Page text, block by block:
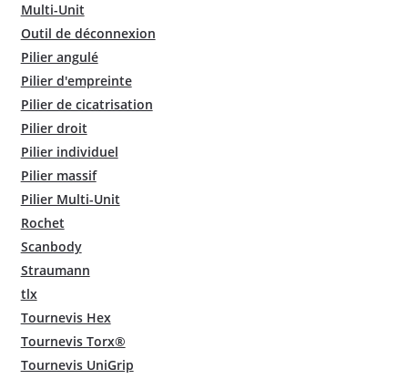
Multi-Unit
Outil de déconnexion
Pilier angulé
Pilier d'empreinte
Pilier de cicatrisation
Pilier droit
Pilier individuel
Pilier massif
Pilier Multi-Unit
Rochet
Scanbody
Straumann
tlx
Tournevis Hex
Tournevis Torx®
Tournevis UniGrip